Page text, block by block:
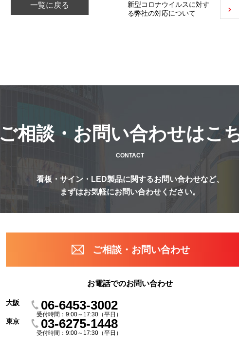
一覧に戻る
新型コロナウイルスに対す
る弊社の対応について
ご相談・お問い合わせはこ
CONTACT
看板・サイン・LED製品に関するお問い合わせなど、
まずはお気軽にお問い合わせください。
ご相談・お問い合わせ
お電話でのお問い合わせ
大阪 06-6453-3002
受付時間：9:00～17:30（平日）
東京 03-6275-1448
受付時間：9:00～17:30（平日）